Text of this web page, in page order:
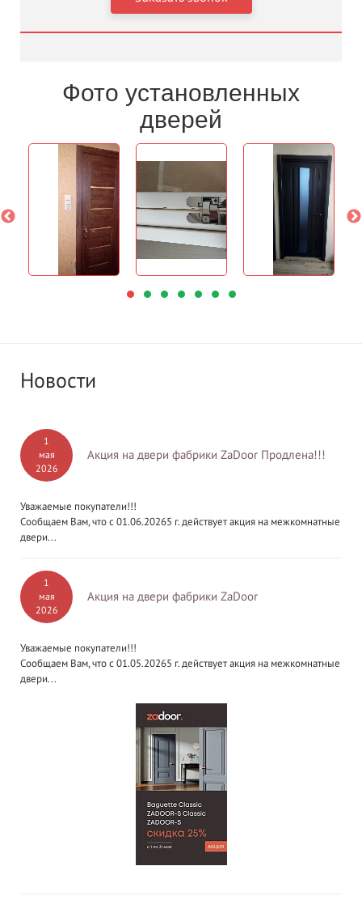
Фото установленных
дверей
Новости
1
мая
2026
Акция на двери фабрики ZaDoor Продлена!!!
Уважаемые покупатели!!!
Сообщаем Вам, что с 01.06.20265 г. действует акция на межкомнатные
двери...
1
мая
2026
Акция на двери фабрики ZaDoor
Уважаемые покупатели!!!
Сообщаем Вам, что с 01.05.20265 г. действует акция на межкомнатные
двери...